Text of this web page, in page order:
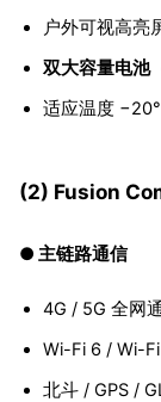
户外可视高亮
双大容量电池
适应温度
(2) Fusion
● 主链路通信
4G / 5G 全网通
Wi-Fi 6 / Wi-
北斗 / GPS /